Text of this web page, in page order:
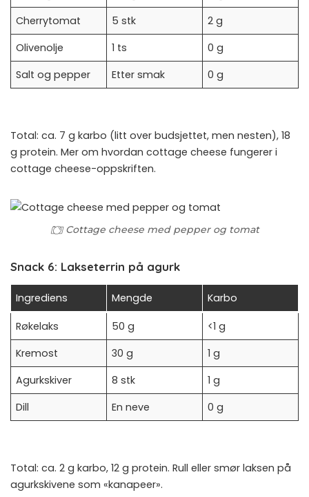
Cherrytomat
5 stk
2 g
Olivenolje
1 ts
0 g
Salt og pepper
Etter smak 0 g
Total: ca. 7 g karbo (litt over budsjettet, men nesten), 18
g protein. Mer om hvordan cottage cheese fungerer i
cottage cheese-oppskriften.
Cottage cheese med pepper og tomat
Snack 6: Lakseterrin på agurk
Ingrediens Mengde Karbo
Røkelaks 50 g
<1 g
Kremost
30 g
1 g
Agurkskiver
8 stk
1 g
Dill
En neve 0 g
Total: ca. 2 g karbo, 12 g protein. Rull eller smør laksen på
agurkskivene som «kanapeer».